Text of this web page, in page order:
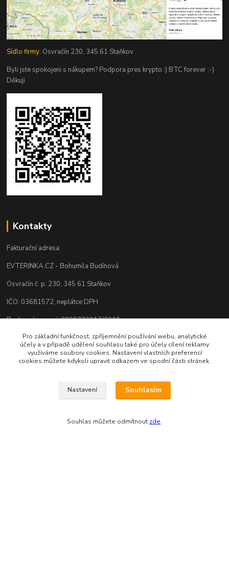
Sídlo firmy: Osvračín 230, 345 61 Staňkov
Byli jste spokojeni s nákupem? Podpora pres krypto :) BTC forever :-)
Děkuji
Kontakty
Fakturační adresa:
EVTERINKA.CZ - Bohumila Budínová
Osvračín č. p. 230, 345 61 Staňkov
IČO: 03681572, neplátce DPH
Bankovní spojení: 2800720013/2010
Odesíláme přes:
Pro základní funkčnost, zpříjemnění používání webu, analytické
účely a v případě udělení souhlasu také pro účely cílení reklamy
využíváme soubory cookies. Nastavení vlastních preferencí
cookies můžete kdykoli upravit odkazem ve spodní části stránek.
Nastavení Souhlasím
Souhlas můžete odmítnout zde.